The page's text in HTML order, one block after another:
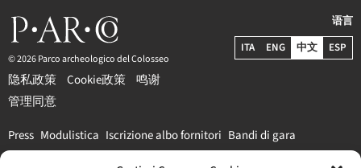
© 2026 Parco archeologico del Colosseo
隐私政策 Cookie政策
鸣谢
管理同意
语言
ITA
ENG 中文 ESP
Press Modulistica Iscrizione albo fornitori Bandi di gara